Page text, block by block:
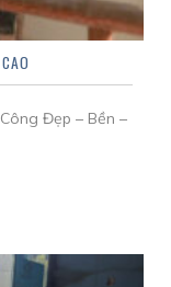
Đẹp – Bền –